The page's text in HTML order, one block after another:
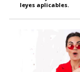
leyes aplicables.